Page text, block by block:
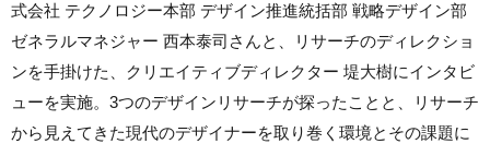
式会社 テクノロジー本部 デザイン推進統括部 戦略デザイン部
ゼネラルマネジャー 西本泰司さんと、リサーチのディレクショ
ンを手掛けた、クリエイティブディレクター 堤大樹にインタビ
ューを実施。3つのデザインリサーチが探ったことと、リサーチ
から見えてきた現代のデザイナーを取り巻く環境とその課題に